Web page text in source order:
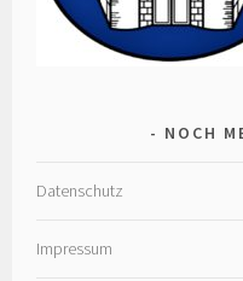
NOCH
Datenschutz
Impressum